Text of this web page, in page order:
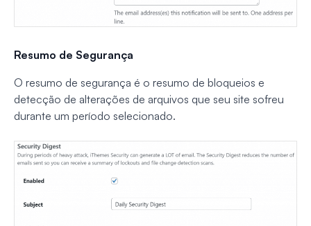
Resumo de Segurança
O resumo de segurança é o resumo de bloqueios e
detecção de alterações de arquivos que seu site sofreu
durante um período selecionado.